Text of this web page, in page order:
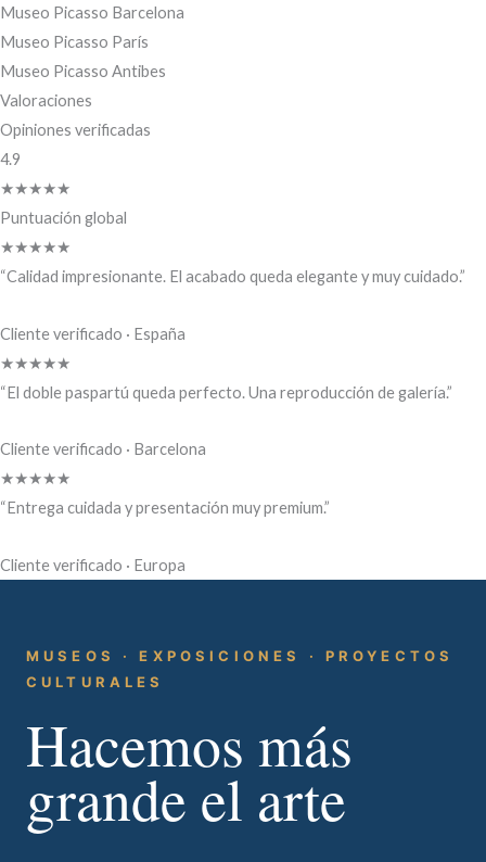
Museo Picasso Barcelona
Museo Picasso París
Museo Picasso Antibes
Valoraciones
Opiniones verificadas
4.9
★★★★★
Puntuación global
★★★★★
“Calidad impresionante. El acabado queda elegante y muy cuidado.”
Cliente verificado · España
★★★★★
“El doble paspartú queda perfecto. Una reproducción de galería.”
Cliente verificado · Barcelona
★★★★★
“Entrega cuidada y presentación muy premium.”
Cliente verificado · Europa
MUSEOS · EXPOSICIONES · PROYECTOS
CULTURALES
Hacemos más
grande el arte